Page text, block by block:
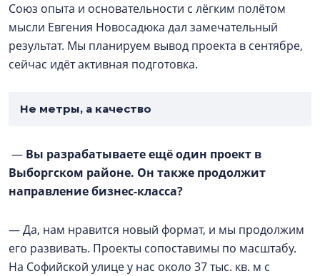
Союз опыта и основательности с лёгким полётом
мысли Евгения Новосадюка дал замечательный
результат. Мы планируем вывод проекта в сентябре,
сейчас идёт активная подготовка.
Не метры, а качество
— Вы разрабатываете ещё один проект в
Выборгском районе. Он также продолжит
направление бизнес-класса?
— Да, нам нравится новый формат, и мы продолжим
его развивать. Проекты сопоставимы по масштабу.
На Софийской улице у нас около 37 тыс. кв. м с